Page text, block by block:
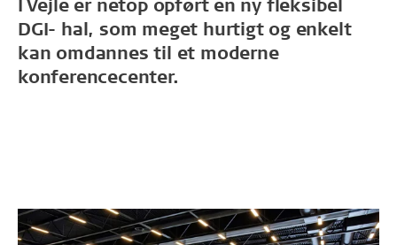
DGI- hal, som meget hurtigt og enkelt
kan omdannes til et moderne
konferencecenter.